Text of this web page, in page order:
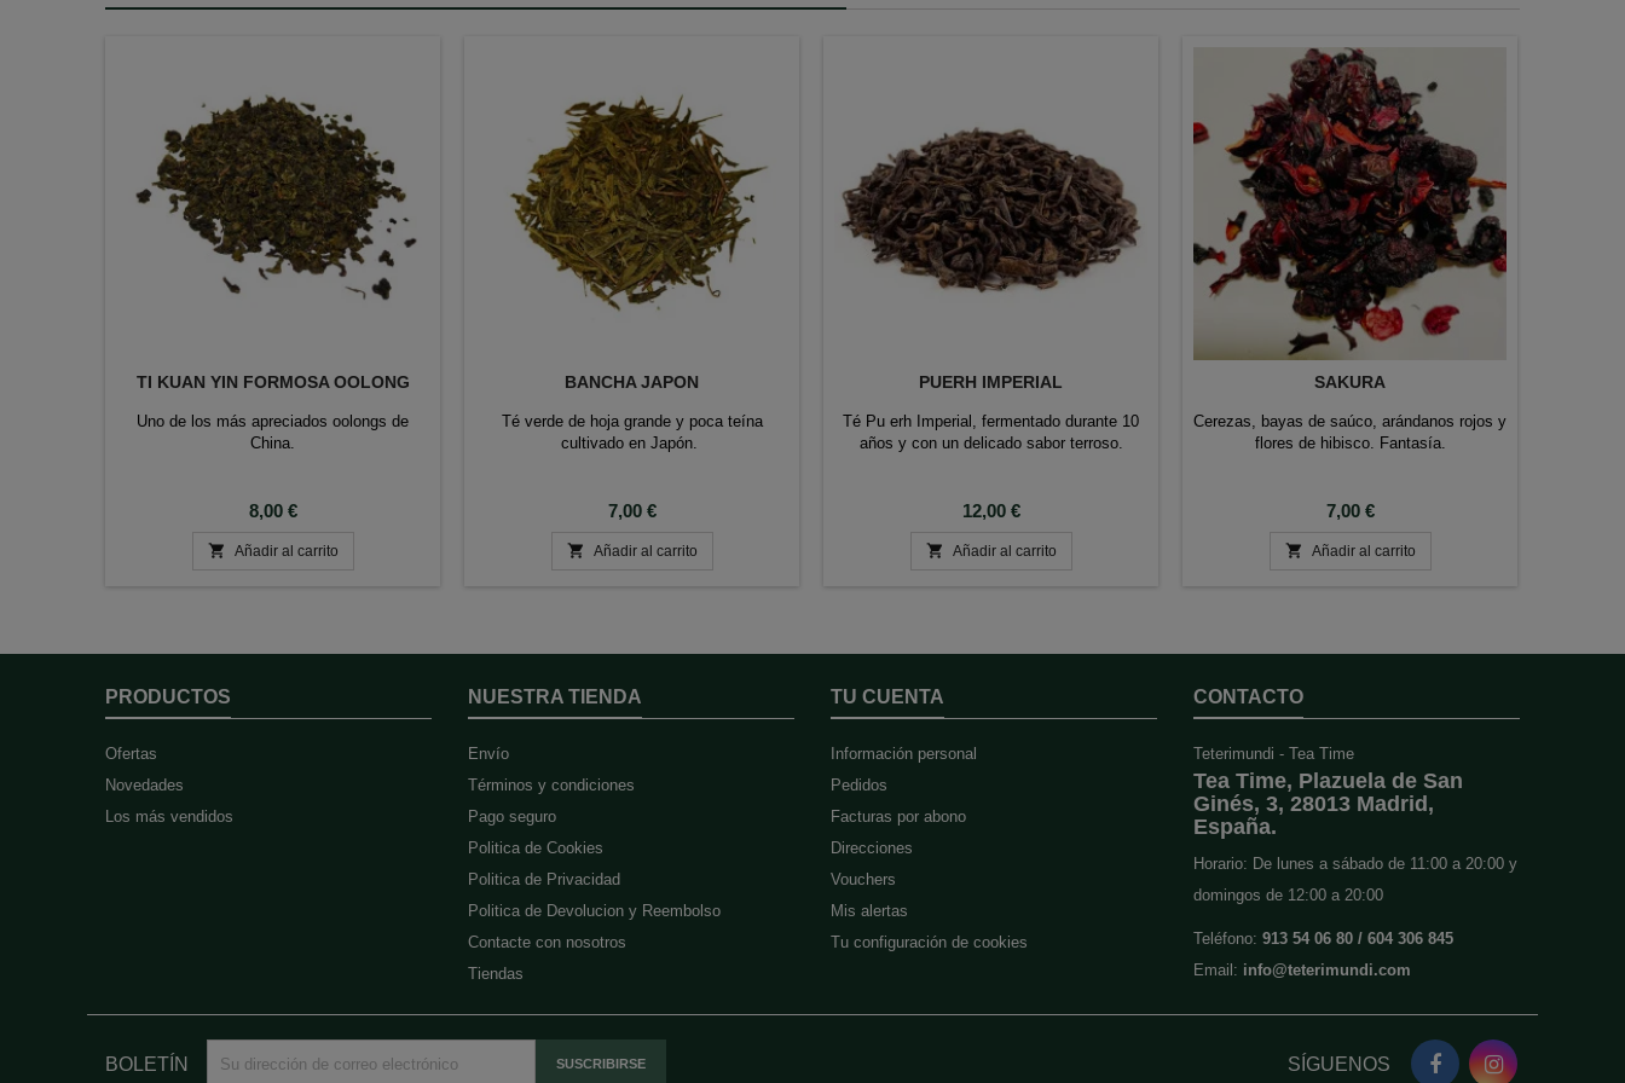
TI KUAN YIN FORMOSA OOLONG
Uno de los más apreciados oolongs de
China.
Precio
8,00 €
 Añadir al carrito
BANCHA JAPON
Té verde de hoja grande y poca teína
cultivado en Japón.
Precio
7,00 €
 Añadir al carrito
PUERH IMPERIAL
Té Pu erh Imperial, fermentado durante 10
años y con un delicado sabor terroso.
Precio
12,00 €
 Añadir al carrito
SAKURA
Cerezas, bayas de saúco, arándanos rojos y
flores de hibisco. Fantasía.
Precio
7,00 €
 Añadir al carrito
PRODUCTOS
Ofertas
Novedades
Los más vendidos
NUESTRA TIENDA
Envío
Términos y condiciones
Pago seguro
Politica de Cookies
Politica de Privacidad
Politica de Devolucion y Reembolso
Contacte con nosotros
Tiendas
TU CUENTA
Información personal
Pedidos
Facturas por abono
Direcciones
Vouchers
Mis alertas
Tu configuración de cookies
CONTACTO
Teterimundi - Tea Time
Tea Time, Plazuela de San
Ginés, 3, 28013 Madrid,
España.
Horario: De lunes a sábado de 11:00 a 20:00 y
domingos de 12:00 a 20:00
Teléfono: 913 54 06 80 / 604 306 845
Email: info@teterimundi.com
BOLETÍN SÍGUENOS